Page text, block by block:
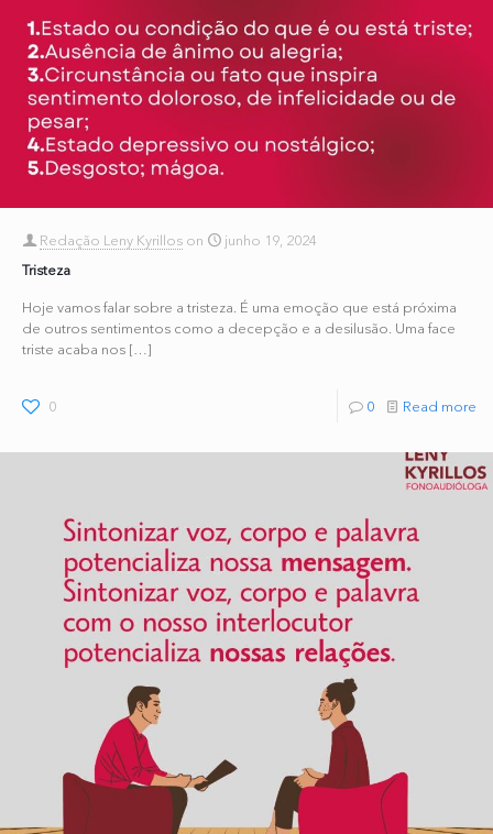
Redação Leny Kyrillos on
junho 19, 2024
Tristeza
Hoje vamos falar sobre a tristeza. É uma emoção que está próxima
de outros sentimentos como a decepção e a desilusão. Uma face
triste acaba nos […]
0 0 Read more